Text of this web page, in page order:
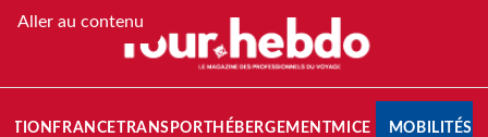
Aller au contenu
FRANCETRANSPORT HÉBERGEMENTMICE MOBILITÉS